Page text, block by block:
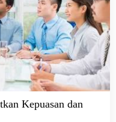
Kepuasan dan